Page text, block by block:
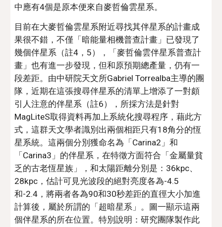
中應有4個是原本便來自麥哲倫雲星系。
目前在大麥哲倫雲星系附近尋找其伴星系的計畫成
果很不錯，不僅「暗能量相機普查計畫」已發現了
幾個伴星系（註4，5），「麥哲倫雲伴星系普查計
畫」也有進一步發現，但和原預期總產量，仍有一
段差距。由中研院天文所Gabriel Torrealba主導的團
隊，近期在這張搜尋伴星系的清單上增添了一對頗
引人注意的伴星系（註6），所採方法是針對
MagLiteS取得資料再加上系統化搜尋程序，藉此方
式，這群天文學者識別出兩個相距只有18角分的恆
星系統。這兩個分別獲命名為「Carina2」和
「Carina3」的伴星系，在特徵方面符合「金屬量貧
乏的古老恆星族」，和太陽距離分別是：36kpc、
28kpc，估計可見光波段的絕對亮度各為-4.5
和-2.4，將兩者各為90和30秒差距的直徑大小加進
計算後，屬於所謂的「超暗星系」。圖一顯示這兩
個伴星系的所在位置。特別說明：研究團隊製作此